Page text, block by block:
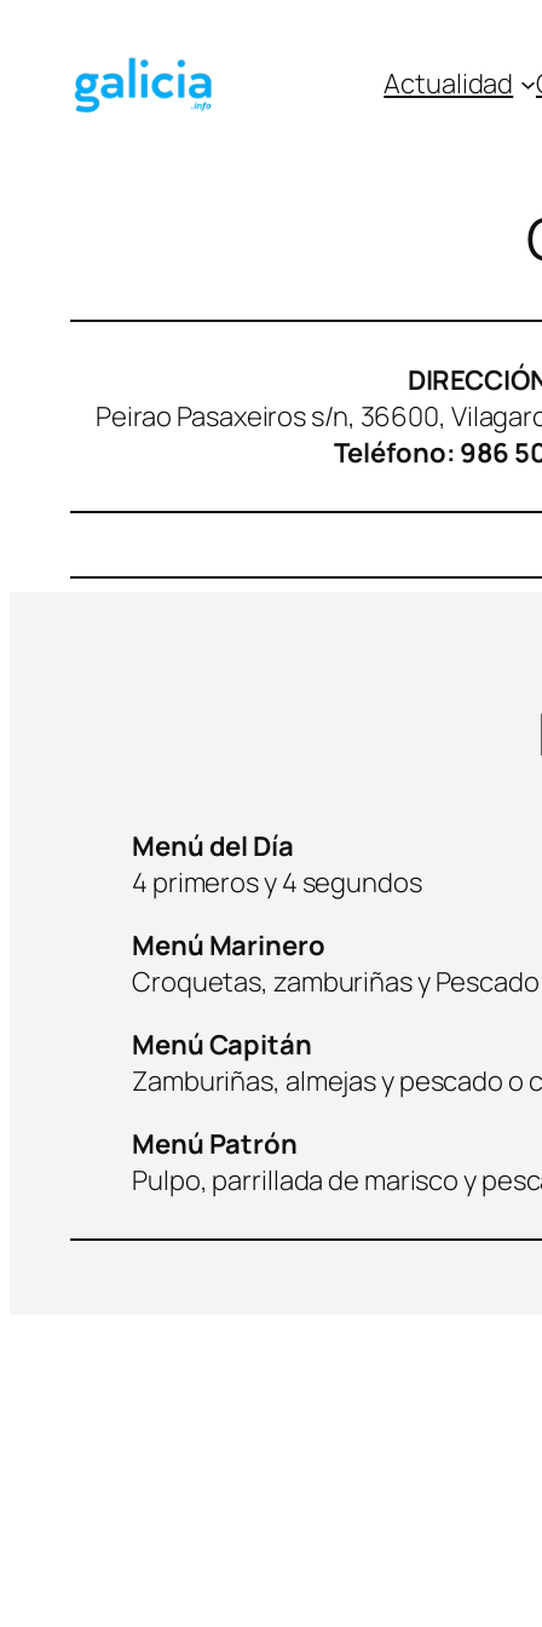
contenido
Actualidad
Peirao Pasaxeiros s/n, 36600,
Teléfono:​ 986
Menú del Día
4 primeros y 4 segundos
Menú Marinero​
Croquetas, zamburiñas y Pescado​
Menú Capitán
Zamburiñas, almejas y pescado o
Menú Patrón
Pulpo, parrillada de marisco y